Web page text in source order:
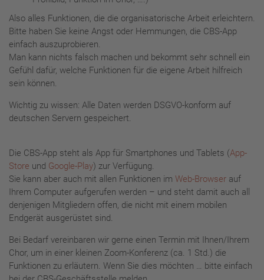
Also alles Funktionen, die die organisatorische Arbeit erleichtern.
Bitte haben Sie keine Angst oder Hemmungen, die CBS-App
einfach auszuprobieren.
Man kann nichts falsch machen und bekommt sehr schnell ein
Gefühl dafür, welche Funktionen für die eigene Arbeit hilfreich
sein können.
Wichtig zu wissen: Alle Daten werden DSGVO-konform auf
deutschen Servern gespeichert.
Die CBS-App steht als App für Smartphones und Tablets (App-
Store und Google-Play) zur Verfügung.
Sie kann aber auch mit allen Funktionen im Web-Browser auf
Ihrem Computer aufgerufen werden – und steht damit auch all
denjenigen Mitgliedern offen, die nicht mit einem mobilen
Endgerät ausgerüstet sind.
Bei Bedarf vereinbaren wir gerne einen Termin mit Ihnen/Ihrem
Chor, um in einer kleinen Zoom-Konferenz (ca. 1 Std.) die
Funktionen zu erläutern. Wenn Sie dies möchten … bitte einfach